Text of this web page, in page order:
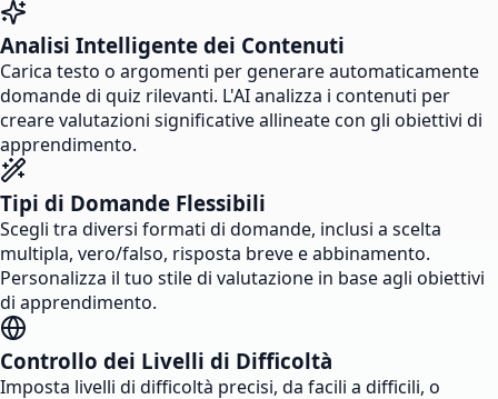
Analisi Intelligente dei Contenuti
Carica testo o argomenti per generare automaticamente
domande di quiz rilevanti. L'AI analizza i contenuti per
creare valutazioni significative allineate con gli obiettivi di
apprendimento.
Tipi di Domande Flessibili
Scegli tra diversi formati di domande, inclusi a scelta
multipla, vero/falso, risposta breve e abbinamento.
Personalizza il tuo stile di valutazione in base agli obiettivi
di apprendimento.
Controllo dei Livelli di Difficoltà
Imposta livelli di difficoltà precisi, da facili a difficili, o